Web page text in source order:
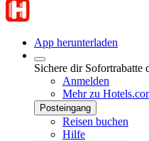
App herunterladen
Sichere dir Sofortrabatte
Anmelden
Mehr zu
Posteingang
Reisen buchen
Hilfe